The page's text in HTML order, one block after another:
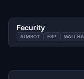
Fecurity
AIMBOT ESP